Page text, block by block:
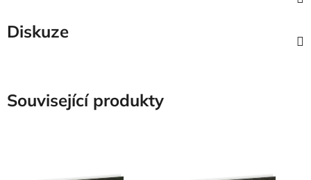
Diskuze
Související produkty